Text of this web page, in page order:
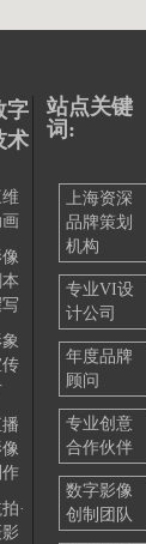
字
术
·
站点关键
词:
上海资深
品牌策划
机构
专业VI设
计公司
年度品牌
顾问
专业创意
合作伙伴
数字影像
创制团队